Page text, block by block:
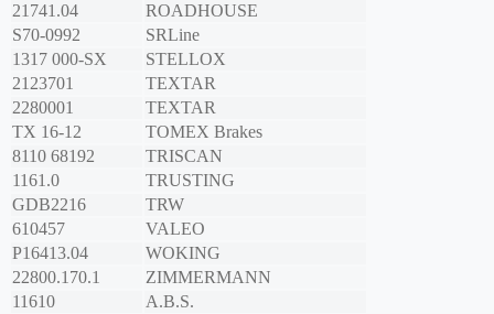
21741.04
ROADHOUSE
S70-0992
SRLine
1317 000-SX
STELLOX
2123701
TEXTAR
2280001
TEXTAR
TX 16-12
TOMEX Brakes
8110 68192
TRISCAN
1161.0
TRUSTING
GDB2216
TRW
610457
VALEO
P16413.04
WOKING
22800.170.1
ZIMMERMANN
11610
A.B.S.